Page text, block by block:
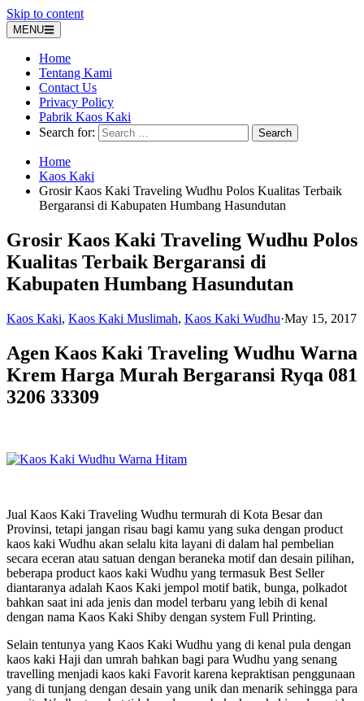
Skip to content
MENU
Home
Tentang Kami
Contact Us
Privacy Policy
Pabrik Kaos Kaki
Search for:
Home
Kaos Kaki
Grosir Kaos Kaki Traveling Wudhu Polos Kualitas Terbaik
Bergaransi di Kabupaten Humbang Hasundutan
Grosir Kaos Kaki Traveling Wudhu Polos
Kualitas Terbaik Bergaransi di
Kabupaten Humbang Hasundutan
Kaos Kaki, Kaos Kaki Muslimah, Kaos Kaki Wudhu·May 15, 2017
Agen Kaos Kaki Traveling Wudhu Warna
Krem Harga Murah Bergaransi Ryqa 081
3206 33309
Jual Kaos Kaki Traveling Wudhu termurah di Kota Besar dan
Provinsi, tetapi jangan risau bagi kamu yang suka dengan product
kaos kaki Wudhu akan selalu kita layani di dalam hal pembelian
secara eceran atau satuan dengan beraneka motif dan desain pilihan,
beberapa product kaos kaki Wudhu yang termasuk Best Seller
diantaranya adalah Kaos Kaki jempol motif batik, bunga, polkadot
bahkan saat ini ada jenis dan model terbaru yang lebih di kenal
dengan nama Kaos Kaki Shiby dengan system Full Printing.
Selain tentunya yang Kaos Kaki Wudhu yang di kenal pula dengan
kaos kaki Haji dan umrah bahkan bagi para Wudhu yang senang
travelling menjadi kaos kaki Favorit karena kepraktisan penggunaan
yang di tunjang dengan desain yang unik dan menarik sehingga para